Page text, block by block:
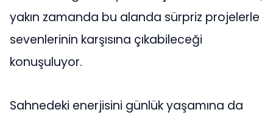
yakın zamanda bu alanda sürpriz projelerle
sevenlerinin karşısına çıkabileceği
konuşuluyor.
Sahnedeki enerjisini günlük yaşamına da